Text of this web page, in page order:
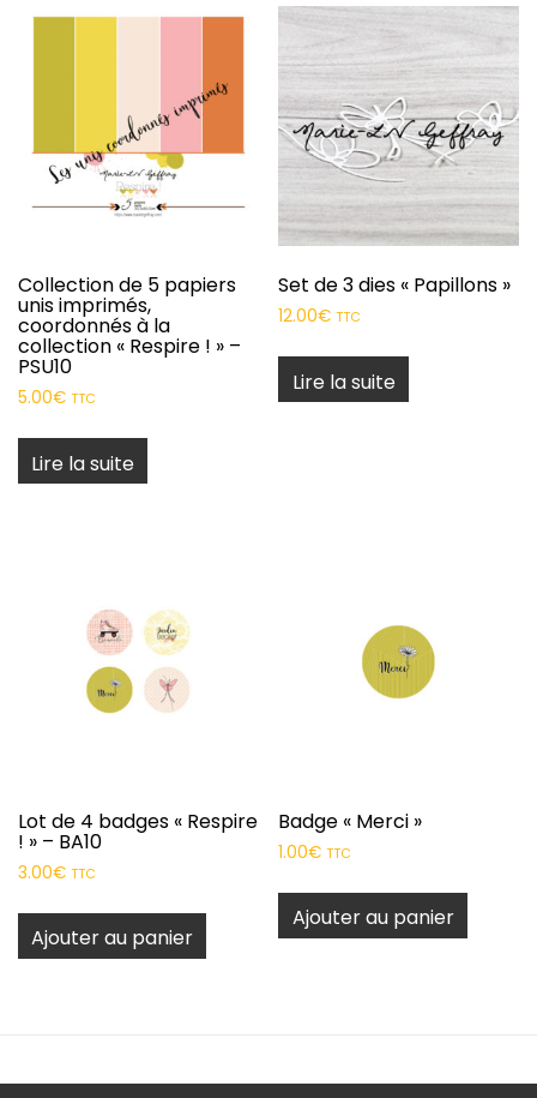
Collection de 5 papiers
unis imprimés,
coordonnés à la
collection « Respire ! » –
PSU10
5.00€ TTC
Lire la suite
Set de 3 dies « Papillons »
12.00€ TTC
Lire la suite
Lot de 4 badges « Respire
! » – BA10
3.00€ TTC
Ajouter au panier
Badge « Merci »
1.00€ TTC
Ajouter au panier